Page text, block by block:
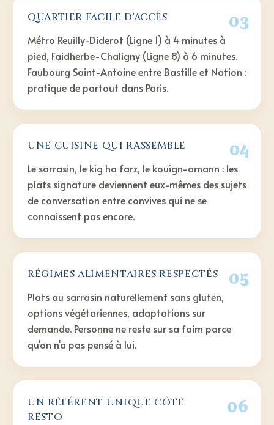
03
QUARTIER FACILE D'ACCÈS
Métro Reuilly-Diderot (Ligne 1) à 4 minutes à
pied, Faidherbe-Chaligny (Ligne 8) à 6 minutes.
Faubourg Saint-Antoine entre Bastille et Nation :
pratique de partout dans Paris.
04
UNE CUISINE QUI RASSEMBLE
Le sarrasin, le kig ha farz, le kouign-amann : les
plats signature deviennent eux-mêmes des sujets
de conversation entre convives qui ne se
connaissent pas encore.
05
RÉGIMES ALIMENTAIRES RESPECTÉS
Plats au sarrasin naturellement sans gluten,
options végétariennes, adaptations sur
demande. Personne ne reste sur sa faim parce
qu'on n'a pas pensé à lui.
06
UN RÉFÉRENT UNIQUE CÔTÉ
RESTO